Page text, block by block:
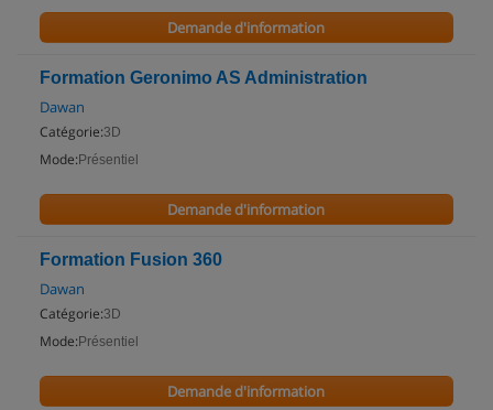
Demande d'information
Formation Geronimo AS Administration
Dawan
Catégorie:3D
Mode: Présentiel
Demande d'information
Formation Fusion 360
Dawan
Catégorie:3D
Mode: Présentiel
Demande d'information